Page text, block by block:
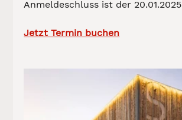
Anmeldeschluss ist der 20.01.2025
Jetzt Termin buchen